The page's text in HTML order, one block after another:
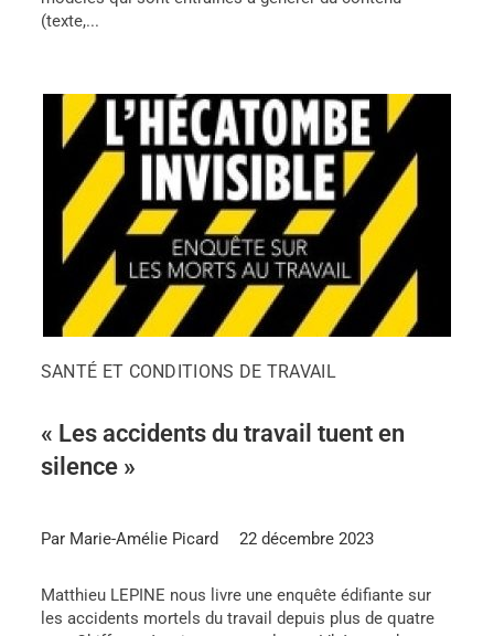
(texte,...
SANTÉ ET CONDITIONS DE TRAVAIL
« Les accidents du travail tuent en
silence »
Par Marie-Amélie Picard 22 décembre 2023
Matthieu LEPINE nous livre une enquête édifiante sur
les accidents mortels du travail depuis plus de quatre